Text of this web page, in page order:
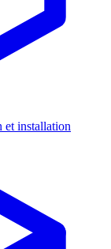
et installation